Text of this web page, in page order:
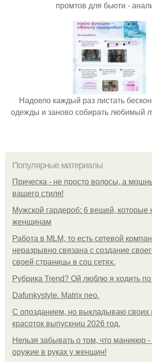
промтов для бьюти -
Надоело каждый раз листать
одежды и заново собирать любимый
Популярные материалы
Прическа - не просто волосы, а
вашего стиля!
Мужской гардероб: 6 вещей, которые
женщинам
Работа в MLM, то есть сетевой
неразрывно связана с создание
своей страницы в соц сетях.
Рубрика Trend? Ой люблю я ходить
Dafunkystyle. Matrix neo.
С опозданием, но выкладываю своих
красоток выпускниц 2026 год.
Нельзя забывать о том, что маникюр
оружие в руках у женщин!